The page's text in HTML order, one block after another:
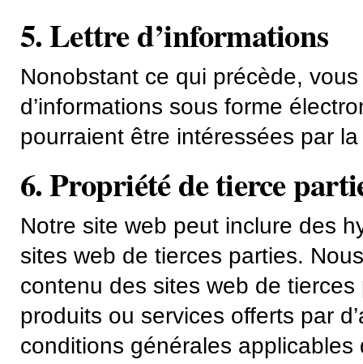
5. Lettre d’informations
Nonobstant ce qui précède,
d’informations sous forme
pourraient être intéressées par
6. Propriété de tierce
Notre site web peut inclure des
sites web de tierces parties.
contenu des sites web de
produits ou services offerts par
conditions générales